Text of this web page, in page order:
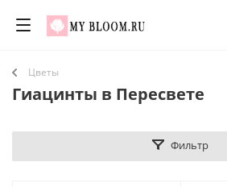
Цветы
Гиацинты в Пересвете
Фильтр